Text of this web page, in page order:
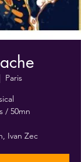
Paris
/ 50mn
Ivan Zec